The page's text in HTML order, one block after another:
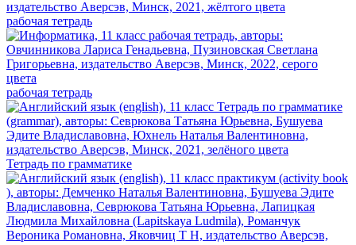
рабочая тетрадь
рабочая тетрадь
Тетрадь по грамматике